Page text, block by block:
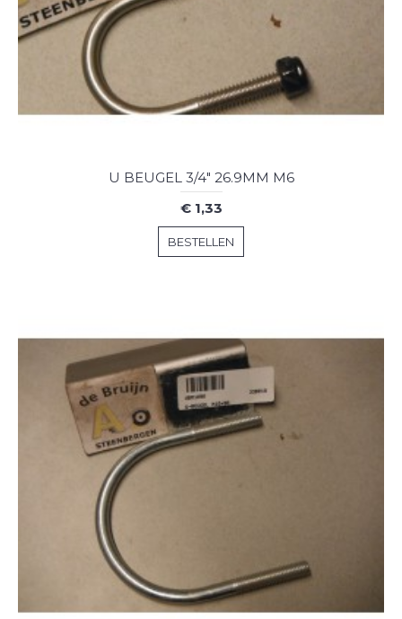
U BEUGEL 3/4" 26.9MM M6
€ 1,33
BESTELLEN